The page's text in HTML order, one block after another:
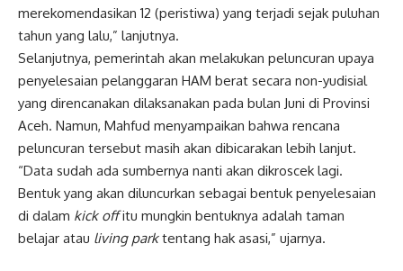
merekomendasikan 12 (peristiwa) yang terjadi sejak puluhan
tahun yang lalu,” lanjutnya.
Selanjutnya, pemerintah akan melakukan peluncuran upaya
penyelesaian pelanggaran HAM berat secara non-yudisial
yang direncanakan dilaksanakan pada bulan Juni di Provinsi
Aceh. Namun, Mahfud menyampaikan bahwa rencana
peluncuran tersebut masih akan dibicarakan lebih lanjut.
“Data sudah ada sumbernya nanti akan dikroscek lagi.
Bentuk yang akan diluncurkan sebagai bentuk penyelesaian
di dalam kick offitu mungkin bentuknya adalah taman
belajar atau living parktentang hak asasi,” ujarnya.